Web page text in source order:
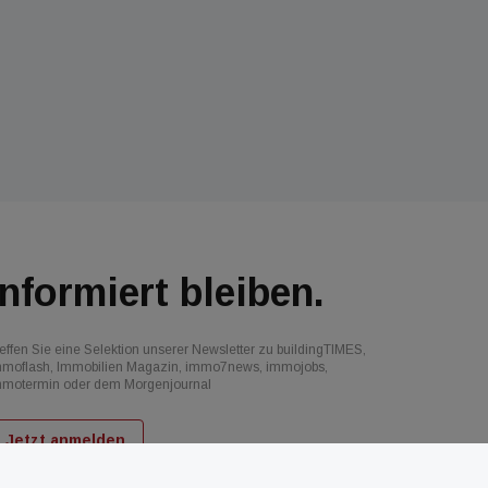
bleiben.
Sie eine Selektion unserer Newsletter zu buildingTIMES,
Immobilien Magazin, immo7news, immojobs,
oder dem Morgenjournal
Jetzt anmelden